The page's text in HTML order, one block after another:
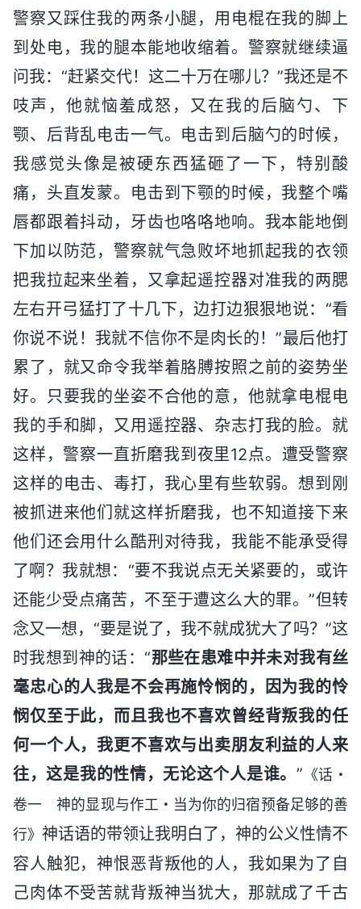
警察又踩住我的两条小腿，用电棍在我的脚上
到处电，我的腿本能地收缩着。警察就继续逼
问我：“赶紧交代！这二十万在哪儿？”我还是不
吱声，他就恼羞成怒，又在我的后脑勺、下
颚、后背乱电击一气。电击到后脑勺的时候，
我感觉头像是被硬东西猛砸了一下，特别酸
痛，头直发蒙。电击到下颚的时候，我整个嘴
唇都跟着抖动，牙齿也咯咯地响。我本能地倒
下加以防范，警察就气急败坏地抓起我的衣领
把我拉起来坐着，又拿起遥控器对准我的两腮
左右开弓猛打了十几下，边打边狠狠地说：“看
你说不说！我就不信你不是肉长的！”最后他打
累了，就又命令我举着胳膊按照之前的姿势坐
好。只要我的坐姿不合他的意，他就拿电棍电
我的手和脚，又用遥控器、杂志打我的脸。就
这样，警察一直折磨我到夜里12点。遭受警察
这样的电击、毒打，我心里有些软弱。想到刚
被抓进来他们就这样折磨我，也不知道接下来
他们还会用什么酷刑对待我，我能不能承受得
了啊？我就想：“要不我说点无关紧要的，或许
还能少受点痛苦，不至于遭这么大的罪。”但转
念又一想，“要是说了，我不就成犹大了吗？”这
时我想到神的话：“那些在患难中并未对我有丝
毫忠心的人我是不会再施怜悯的，因为我的怜
悯仅至于此，而且我也不喜欢曾经背叛我的任
何一个人，我更不喜欢与出卖朋友利益的人来
往，这是我的性情，无论这个人是谁。 ” 《话・
卷一 神的显现与作工・当为你的归宿预备足够的善
行》 神话语的带领让我明白了，神的公义性情不
容人触犯，神恨恶背叛他的人，我如果为了自
己肉体不受苦就背叛神当犹大，那就成了千古